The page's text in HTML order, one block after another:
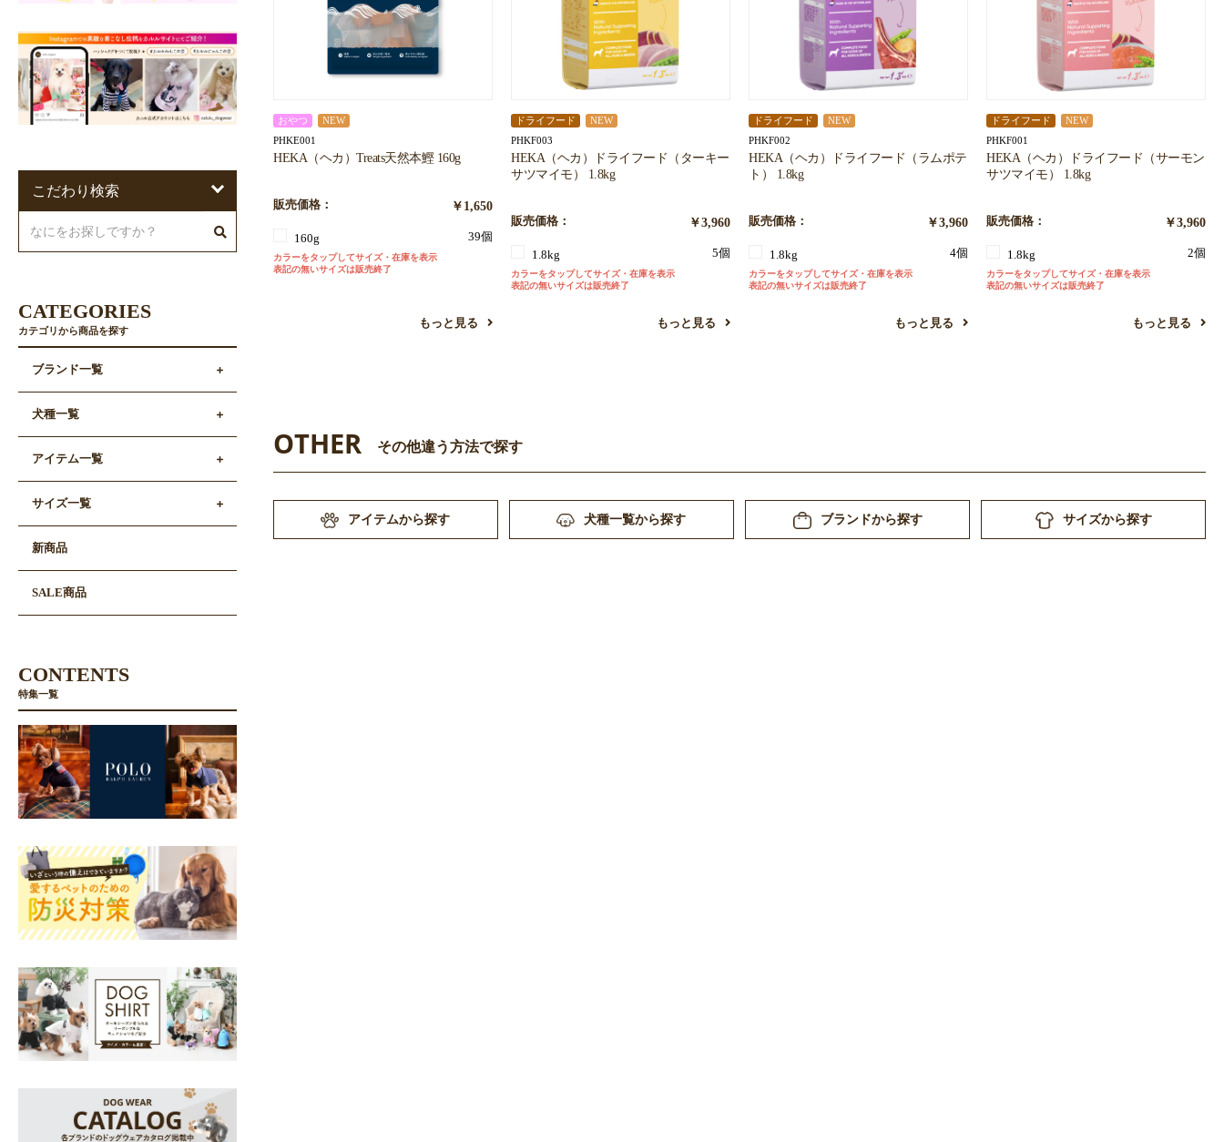
おやつ NEW
PHKE001
HEKA（ヘカ）Treats天然本鰹 160g
販売価格： ￥1,650
160g 39個
カラーをタップしてサイズ・在庫を表示
表記の無いサイズは販売終了
もっと見る
ドライフード NEW
PHKF003
HEKA（ヘカ）ドライフード（ターキー
サツマイモ） 1.8kg
販売価格： ￥3,960
1.8kg 5個
カラーをタップしてサイズ・在庫を表示
表記の無いサイズは販売終了
もっと見る
ドライフード NEW
PHKF002
HEKA（ヘカ）ドライフード（ラムポテ
ト） 1.8kg
販売価格： ￥3,960
1.8kg 4個
カラーをタップしてサイズ・在庫を表示
表記の無いサイズは販売終了
もっと見る
ドライフード NEW
PHKF001
HEKA（ヘカ）ドライフード（サーモン
サツマイモ） 1.8kg
販売価格： ￥3,960
1.8kg 2個
カラーをタップしてサイズ・在庫を表示
表記の無いサイズは販売終了
もっと見る
OTHER その他違う方法で探す
アイテムから探す 犬種一覧から探す ブランドから探す サイズから探す
こだわり検索
CATEGORIES
カテゴリから商品を探す
ブランド一覧
犬種一覧
アイテム一覧
サイズ一覧
新商品
SALE商品
CONTENTS
特集一覧